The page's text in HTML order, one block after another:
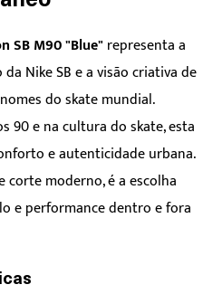
SB M90 "Blue"representa a
Nike SB e a visão criativa de
do skate mundial.
90 e na cultura do skate, esta
e autenticidade urbana.
corte moderno, é a escolha
e performance dentro e fora